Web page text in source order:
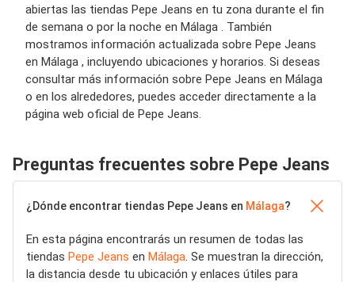
abiertas las tiendas Pepe Jeans en tu zona durante el fin
de semana o por la noche en Málaga . También
mostramos información actualizada sobre Pepe Jeans
en Málaga , incluyendo ubicaciones y horarios. Si deseas
consultar más información sobre Pepe Jeans en Málaga
o en los alrededores, puedes acceder directamente a la
página web oficial de Pepe Jeans.
Preguntas frecuentes sobre Pepe Jeans
¿Dónde encontrar tiendas Pepe Jeans en Málaga?
En esta página encontrarás un resumen de todas las
tiendas Pepe Jeans en Málaga. Se muestran la dirección,
la distancia desde tu ubicación y enlaces útiles para